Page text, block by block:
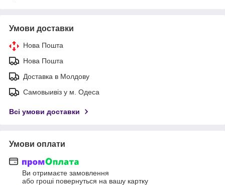
Умови доставки
Нова Пошта
Нова Пошта
Доставка в Молдову
Самовыивіз у м. Одеса
Всі умови доставки
Умови оплати
Ви отримаєте замовлення
або гроші повернуться на вашу картку